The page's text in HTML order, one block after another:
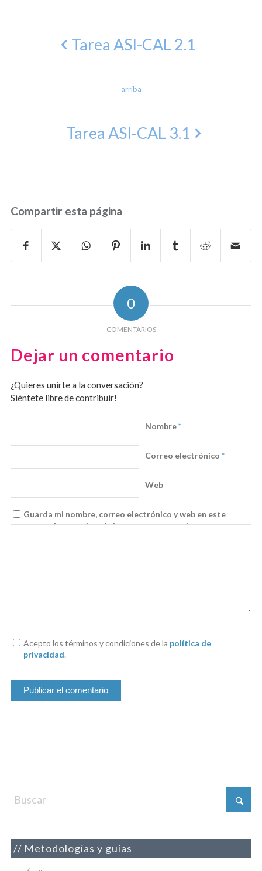
Tarea ASI-CAL 2.1
arriba
Tarea ASI-CAL 3.1
Compartir esta página
0
COMENTARIOS
Dejar un comentario
¿Quieres unirte a la conversación?
Siéntete libre de contribuir!
Nombre*
Correo electrónico *
Web
Guarda mi nombre, correo electrónico y web en este
navegador para la próxima vez que comente.
Acepto los términos y condiciones de la política de
privacidad.
Metodologías y guías